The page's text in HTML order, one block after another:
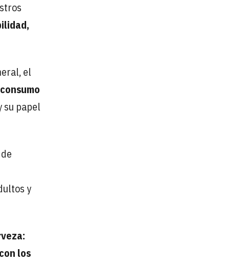
el
su papel
y
los